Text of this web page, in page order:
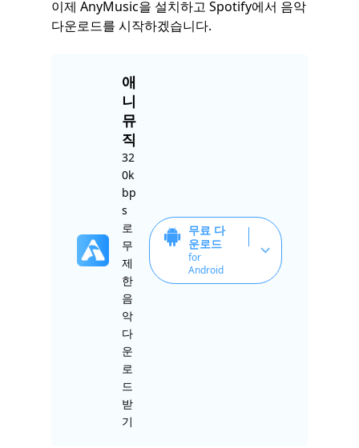
이제 AnyMusic을 설치하고 Spotify에서 음악
다운로드를 시작하겠습니다.
애
니
뮤
직
32
0k
bp
s
로
무
제
한
음
악
다
운
로
드
받
기
무료 다
운로드
for
Android